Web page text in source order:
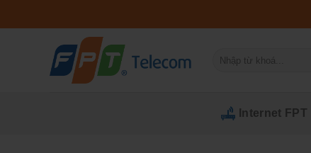
qua
kiếm:
Internet FPT